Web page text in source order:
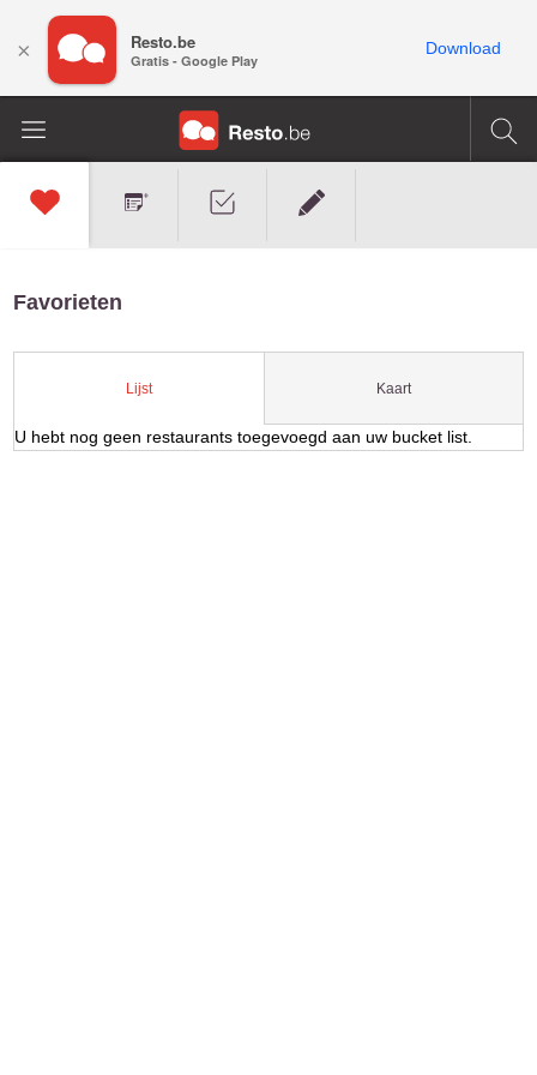
Favorieten
Lijst Kaart
U hebt nog geen restaurants toegevoegd aan uw bucket list.
× Resto.be
Gratis - Google Play
Download